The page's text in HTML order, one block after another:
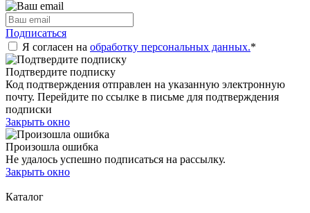
Подписаться
Я согласен на обработку персональных данных.*
Подтвердите подписку
Код подтверждения отправлен на указанную электронную
почту. Перейдите по ссылке в письме для подтверждения
подписки
Закрыть окно
Произошла ошибка
Не удалось успешно подписаться на рассылку.
Закрыть окно
Каталог